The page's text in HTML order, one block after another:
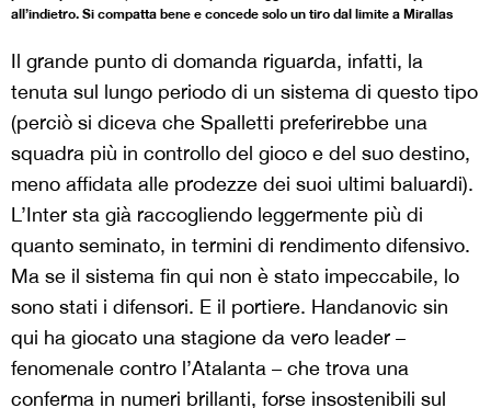
all’indietro. Si compatta bene e concede solo un tiro dal limite a Mirallas
Il grande punto di domanda riguarda, infatti, la
tenuta sul lungo periodo di un sistema di questo tipo
(perciò si diceva che Spalletti preferirebbe una
squadra più in controllo del gioco e del suo destino,
meno affidata alle prodezze dei suoi ultimi baluardi).
L’Inter sta già raccogliendo leggermente più di
quanto seminato, in termini di rendimento difensivo.
Ma se il sistema fin qui non è stato impeccabile, lo
sono stati i difensori. E il portiere. Handanovic sin
qui ha giocato una stagione da vero leader –
fenomenale contro l’Atalanta – che trova una
conferma in numeri brillanti, forse insostenibili sul